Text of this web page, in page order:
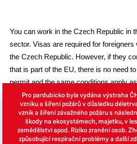
You can work in the Czech Republic in
sector. Visas are required for
the Czech Republic. However, if they
that is part of the EU, there is no need
permit and the same conditions apply
In addition, there is a European Union
Pardubice (Europe Direct Pardubice).
Pro pardubicko byla vydána výstraha
vzniku a šíření požárů v důsledku
vznik a šíření závažného požáru s
škody na ekosystémech, majetku, v
zemědělství apod. Riziko zranění osob.
způsobující respirační problémy a další